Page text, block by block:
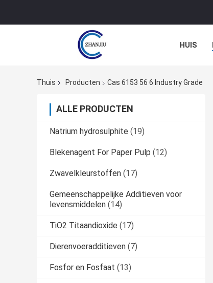
HUIS
Thuis Producten Cas 6153 56 6 Industry Grade
ALLE PRODUCTEN
Natrium hydrosulphite (19)
Blekenagent For Paper Pulp (12)
Zwavelkleurstoffen (17)
Gemeenschappelijke Additieven voor
levensmiddelen (14)
TiO2 Titaandioxide (17)
Dierenvoeradditieven (7)
Fosfor en Fosfaat (13)